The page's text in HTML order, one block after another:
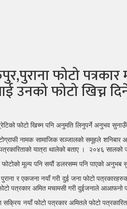
फोटो पत्रकार
उनको फोटो खिच्न
फोटो खिच्न पनि अनुमति लिनुपर्ने अनुभव
नामक सामाजिक सञ्जालको समूहले
पत्रकारिताको यात्रा थालेको बताए । २०४६
मूल्य पनि सयौं डलरसम्म पनि पाएको अनुभब
र एकजना नयाँ गरी दुई जना फोटो
पत्रकार अमित मचामसी गरी दुईजनाले आआफनो
सक्रिय नयाँ फोटो पत्रकार अमितले फोटो